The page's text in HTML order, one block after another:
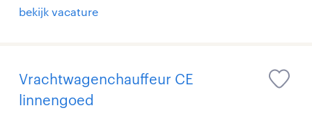
bekijk vacature
Vrachtwagenchauffeur CE
linnengoed